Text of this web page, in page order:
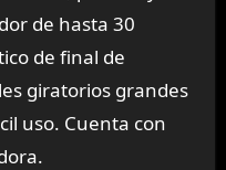
de hasta 30
de final de
giratorios grandes
uso. Cuenta con